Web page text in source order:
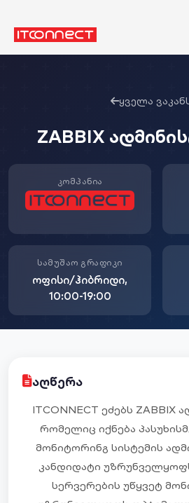
ᲧᲕᲔᲚᲐ
ZABBIX
ᲙᲝᲛᲞᲐᲜᲘᲐ
ᲡᲐᲛᲣᲨᲐᲝ ᲒᲠᲐᲤᲘᲙᲘ
ᲝᲤᲘᲡᲘ/ᲰᲘᲑᲠᲘᲓᲘ,
10:00-19:00
ᲐᲦᲬᲔᲠᲐ
ITCONNECT ᲔᲫᲔᲑᲡ ZABBIX
ᲠᲝᲛᲔᲚᲘᲪ ᲘᲥᲜᲔᲑᲐ
ᲛᲝᲜᲘᲢᲝᲠᲘᲜᲒ ᲡᲘᲡᲢᲔᲛᲘᲡ
ᲙᲐᲜᲓᲘᲓᲐᲢᲘ
ᲡᲔᲠᲕᲔᲠᲔᲑᲘᲡ ᲣᲬᲧᲕᲔᲢ